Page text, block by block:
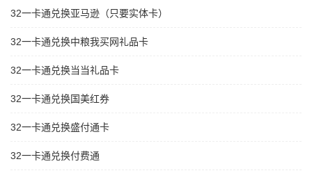
32一卡通兑换亚马逊（只要实体卡）
32一卡通兑换中粮我买网礼品卡
32一卡通兑换当当礼品卡
32一卡通兑换国美红券
32一卡通兑换盛付通卡
32一卡通兑换付费通